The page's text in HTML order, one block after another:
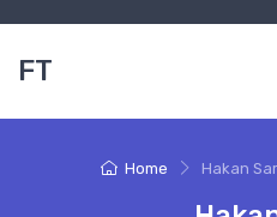
FT
Home Hakan